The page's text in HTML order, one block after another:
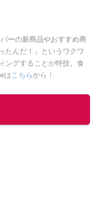
ーの新商品やおすすめ商
たんだ！」というワクワ
ングすることが特技。食
はこちらから！
トの他の記事を読む